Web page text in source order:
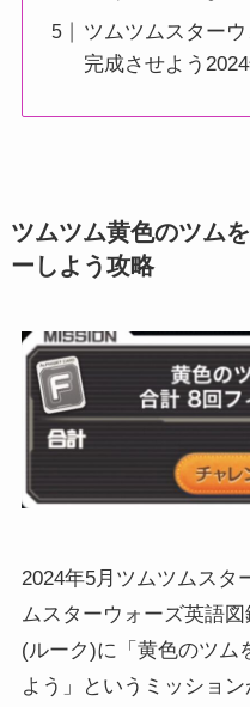
ツムツムスター
完成させよう
ツムツム黄色のツム
ーしよう攻略
2024年5月ツムツムスタ
ムスターウォーズ英語
(ルーク)に「黄色のツム
よう」というミッション